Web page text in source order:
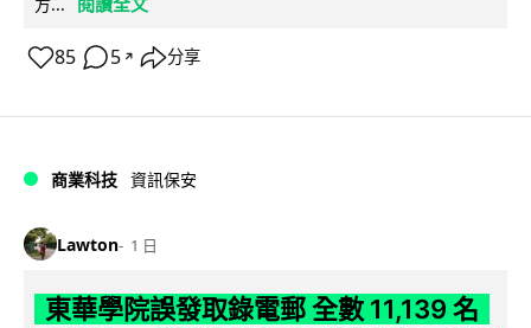
85 5 ↗ 分享
商業科技 資訊保安
Lawton 1 日
東華學院誤發取錄電郵 全數 11,139 名